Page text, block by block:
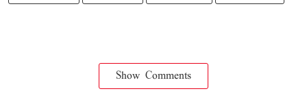
Show Comments